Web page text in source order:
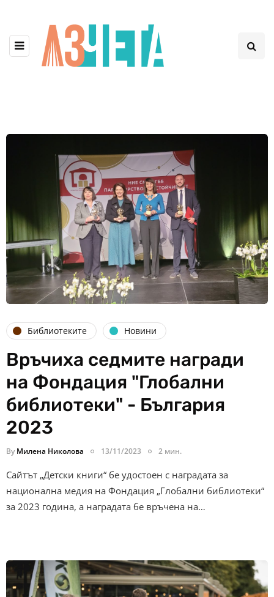
Библиотеките Новини
Връчиха седмите награди
на Фондация "Глобални
библиотеки" - България
2023
By Милена Николова 13/11/2023 2 мин.
Сайтът „Детски книги“ бе удостоен с наградата за
национална медия на Фондация „Глобални библиотеки“
за 2023 година, а наградата бе връчена на…